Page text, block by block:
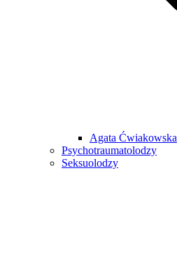
Agata Ćwiakowska
Psychotraumatolodzy
Seksuolodzy